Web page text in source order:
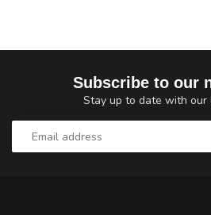
Subscribe to our
Stay up to date with